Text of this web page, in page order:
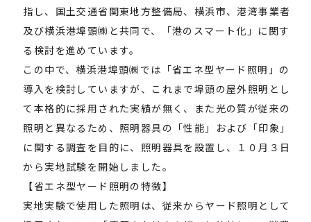
指し、国土交通省関東地方整備局、横浜市、港湾事業者
及び横浜港埠頭㈱と共同で、「港のスマート化」に関す
る検討を進めています。
この中で、横浜港埠頭㈱では「省エネ型ヤード照明」の
導入を検討していますが、これまで埠頭の屋外照明とし
て本格的に採用された実績が無く、また光の質が従来の
照明と異なるため、照明器具の「性能」および「印象」
に関する調査を目的に、照明器具を設置し、１０月３日
から実地試験を開始しました。
【省エネ型ヤード照明の特徴】
実地実験で使用した照明は、従来からヤード照明として